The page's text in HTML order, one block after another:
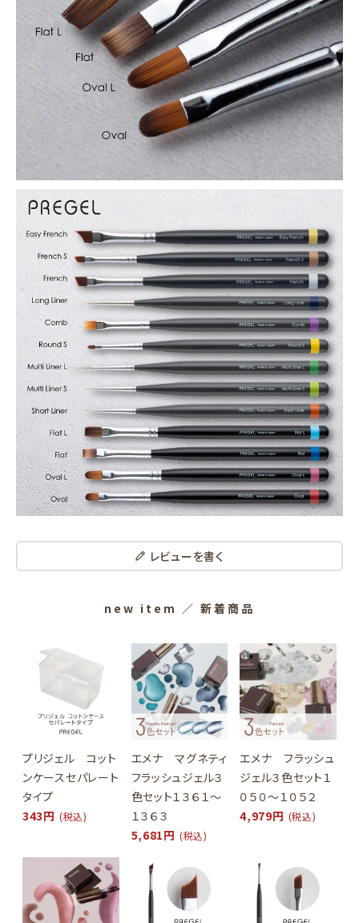
レビューを書く
new item ／ 新着商品
プリジェル コット
ンケースセパレート
タイプ
343円 (税込)
エメナ マグネティ
フラッシュジェル３
色セット１３６１～
１３６３
5,681円 (税込)
エメナ フラッシュ
ジェル３色セット１
０５０～１０５２
4,979円 (税込)